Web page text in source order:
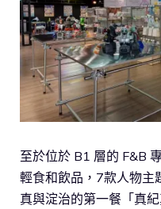
至於位於 B1 層的 F&B
輕食和飲品，7款人物主
真與淀治的第一餐「真